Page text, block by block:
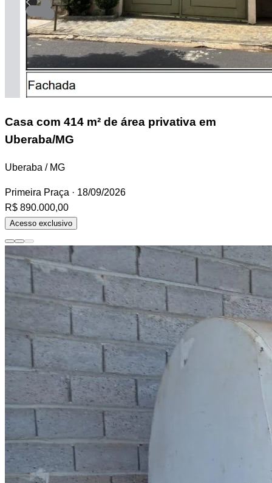
Casa com 414 m² de área privativa em
Uberaba/MG
Uberaba / MG
Primeira Praça · 18/09/2026
R$ 890.000,00
Acesso exclusivo